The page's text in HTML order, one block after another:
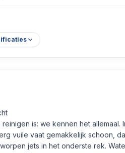
is: we kennen het
vuile vaat gemakkelijk schoon,
jets in het onderste rek.